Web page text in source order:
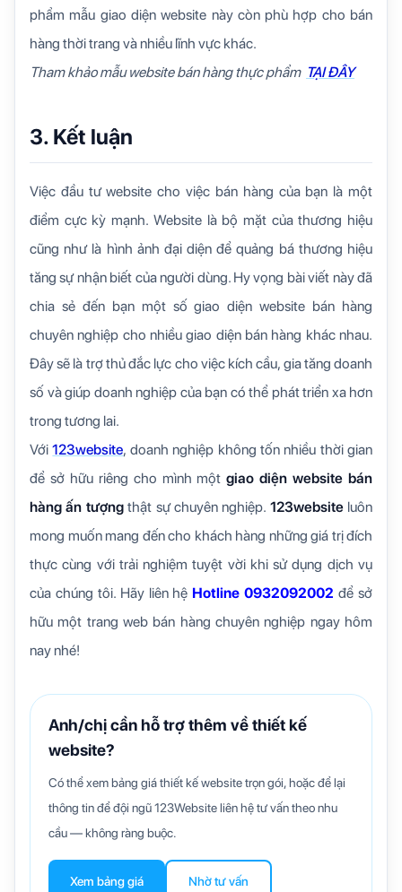
phẩm mẫu giao diện website này còn phù hợp cho bán
hàng thời trang và nhiều lĩnh vực khác.
Tham khảo mẫu website bán hàng thực phẩm TẠI ĐÂY
3. Kết luận
Việc đầu tư website cho việc bán hàng của bạn là một
điểm cực kỳ mạnh. Website là bộ mặt của thương hiệu
cũng như là hình ảnh đại diện để quảng bá thương hiệu
tăng sự nhận biết của người dùng. Hy vọng bài viết này đã
chia sẻ đến bạn một số giao diện website bán hàng
chuyên nghiệp cho nhiều giao diện bán hàng khác nhau.
Đây sẽ là trợ thủ đắc lực cho việc kích cầu, gia tăng doanh
số và giúp doanh nghiệp của bạn có thể phát triển xa hơn
trong tương lai.
Với123website, doanh nghiệp không tốn nhiều thời gian
để sở hữu riêng cho mình mộtgiao diệnwebsite bán
hàng ấn tượngthật sự chuyên nghiệp. 123websiteluôn
mong muốn mang đến cho khách hàng những giá trị đích
thực cùng với trải nghiệm tuyệt vời khi sử dụng dịch vụ
của chúng tôi. Hãy liên hệ Hotline0932092002 để sở
hữu một trang web bán hàng chuyên nghiệp ngay hôm
nay nhé!
Anh/chị cần hỗ trợ thêm về thiết kế
website?
Có thể xem bảng giá thiết kế website trọn gói, hoặc để lại
thông tin để đội ngũ 123Website liên hệ tư vấn theo nhu
cầu — không ràng buộc.
Xem bảng giá Nhờ tư vấn